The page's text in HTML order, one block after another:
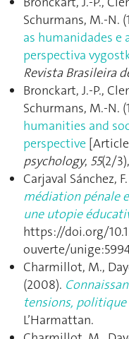
Schurmans, M.-N.
as humanidades e
perspectiva
Revista Brasileira
Bronckart, J.-P.,
Schurmans, M.-N.
humanities and
perspective
psychology, 55(2/
Carjaval Sánchez,
médiation pénale
une utopie
https://doi.org/
ouverte/
Charmillot, M.,
(2008).
tensions, politique
L’Harmattan.